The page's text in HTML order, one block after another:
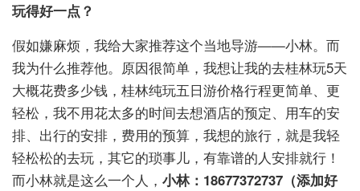
玩得好一点？
假如嫌麻烦，我给大家推荐这个当地导游——小林。而
我为什么推荐他。原因很简单，我想让我的去桂林玩5天
大概花费多少钱，桂林纯玩五日游价格行程更简单、更
轻松，我不用花太多的时间去想酒店的预定、用车的安
排、出行的安排，费用的预算，我想的旅行，就是我轻
轻松松的去玩，其它的琐事儿，有靠谱的人安排就行！
而小林就是这么一个人， 小林：18677372737（添加好